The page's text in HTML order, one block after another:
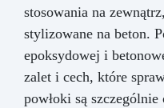
stosowania na
stylizowane na beton.
epoksydowej i
zalet i cech, które
powłoki są